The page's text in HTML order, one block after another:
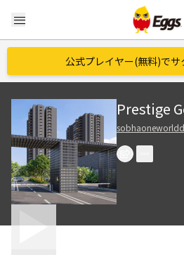
menu
公式プレイヤー(無料)で
Prestige
sobhaoneworldd